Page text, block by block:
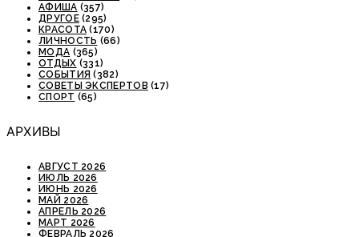
АФИША (357)
ДРУГОЕ(295)
КРАСОТА (170)
ЛИЧНОСТЬ (66)
МОДА (365)
ОТДЫХ (331)
СОБЫТИЯ (382)
СОВЕТЫ ЭКСПЕРТОВ (17)
СПОРТ (65)
АРХИВЫ
АВГУСТ 2026
ИЮЛЬ 2026
ИЮНЬ 2026
МАЙ 2026
АПРЕЛЬ 2026
МАРТ 2026
ФЕВРАЛЬ 2026